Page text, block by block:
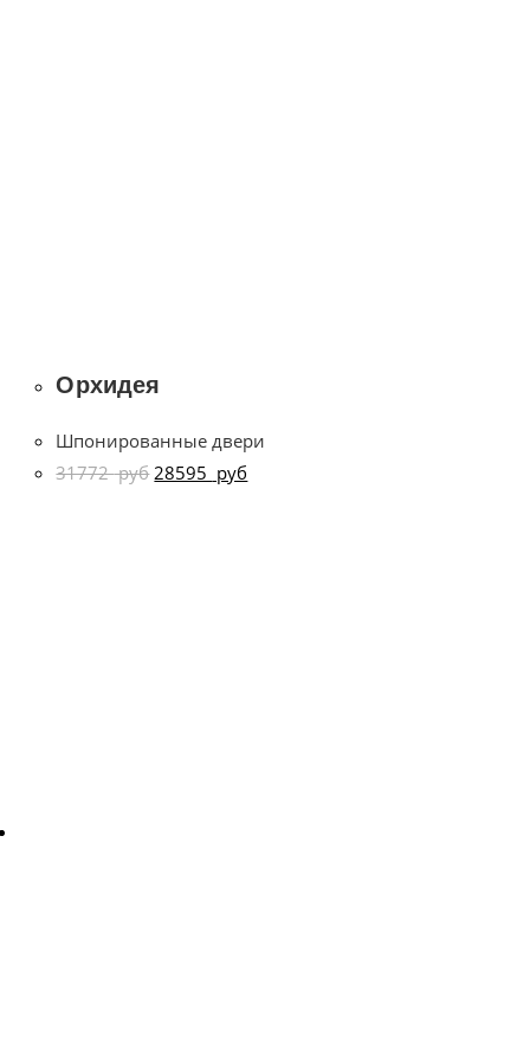
Орхидея
Шпонированные двери
31772руб 28595 руб